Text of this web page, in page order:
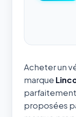
Acheter un
marque
proposées